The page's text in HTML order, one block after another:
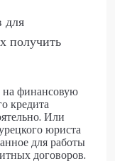
для
получить
на финансовую
кредита
Или
юриста
для работы
договоров.